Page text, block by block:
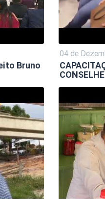
Bruno
04 de